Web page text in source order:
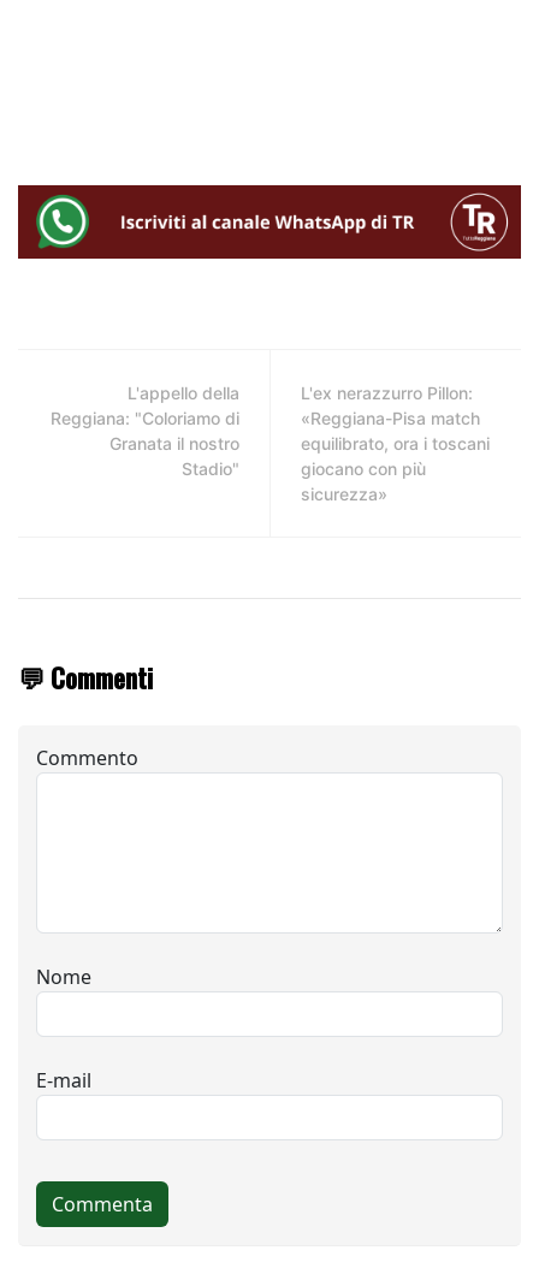
L'appello della
Reggiana: "Coloriamo di
Granata il nostro
Stadio"
L'ex nerazzurro Pillon:
«Reggiana-Pisa match
equilibrato, ora i toscani
giocano con più
sicurezza»
💬 Commenti